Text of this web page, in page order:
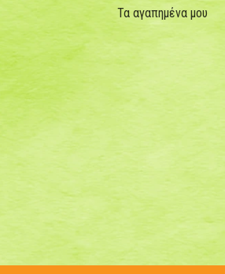
Τα αγαπημένα μου